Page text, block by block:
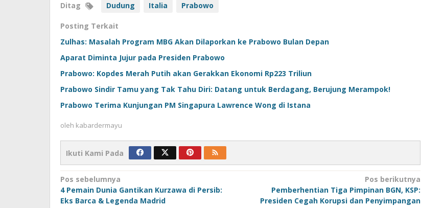
Ditag Dudung Italia Prabowo
Posting Terkait
Zulhas: Masalah Program MBG Akan Dilaporkan ke Prabowo Bulan Depan
Aparat Diminta Jujur pada Presiden Prabowo
Prabowo: Kopdes Merah Putih akan Gerakkan Ekonomi Rp223 Triliun
Prabowo Sindir Tamu yang Tak Tahu Diri: Datang untuk Berdagang, Berujung Merampok!
Prabowo Terima Kunjungan PM Singapura Lawrence Wong di Istana
oleh kabardermayu
Ikuti Kami Pada
Navigasi
pos
Pos sebelumnya
4 Pemain Dunia Gantikan Kurzawa di Persib:
Eks Barca & Legenda Madrid
Pos berikutnya
Pemberhentian Tiga Pimpinan BGN, KSP:
Presiden Cegah Korupsi dan Penyimpangan